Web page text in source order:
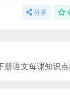
分享
册语文每课知识